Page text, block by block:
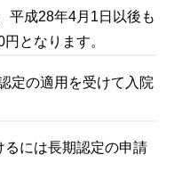
平成28年4月1日以後も
となります。
定の適用を受けて入院
には長期認定の申請